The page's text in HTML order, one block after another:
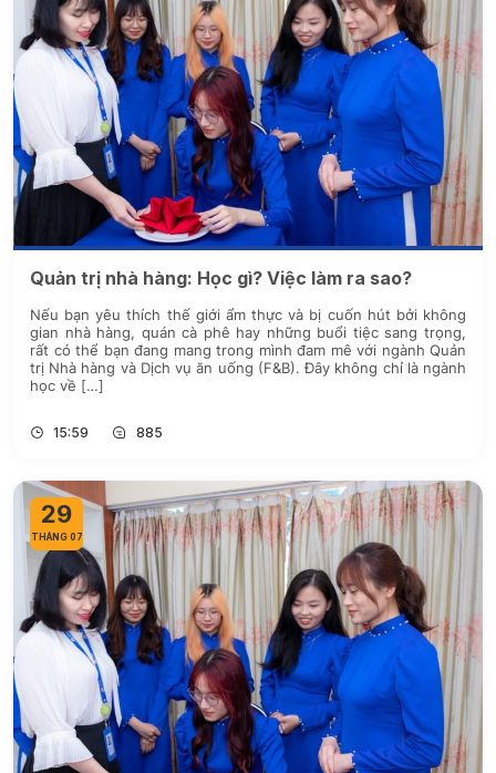
Quản trị nhà hàng: Học gì? Việc làm ra sao?
Nếu bạn yêu thích thế giới ẩm thực và bị cuốn hút bởi không
gian nhà hàng, quán cà phê hay những buổi tiệc sang trọng,
rất có thể bạn đang mang trong mình đam mê với ngành Quản
trị Nhà hàng và Dịch vụ ăn uống (F&B). Đây không chỉ là ngành
học về […]
15:59 885
29
THÁNG 07